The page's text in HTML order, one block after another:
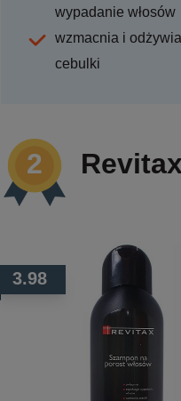
wypadanie włosów
wzmacnia i odżywia
cebulki
3.98